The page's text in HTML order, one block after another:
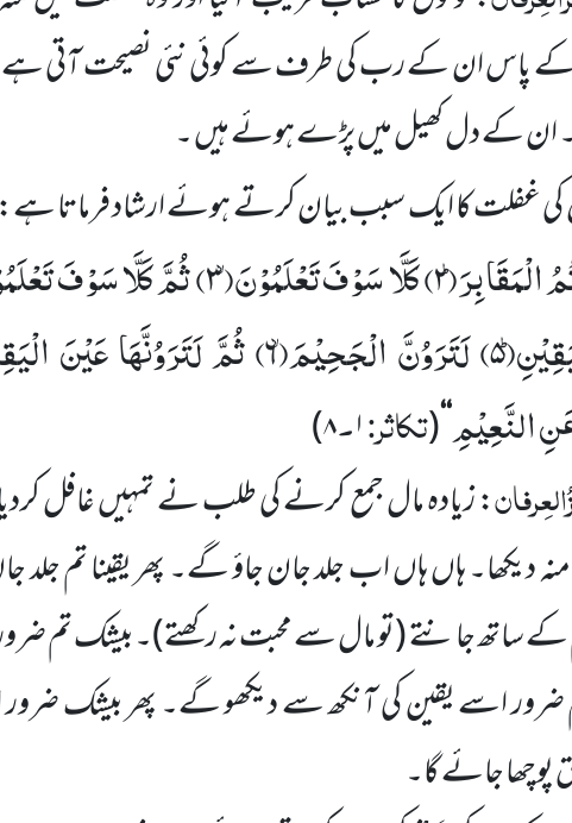
پاس انکے رب کی طرف سے کوئی نئی نصیحت آتی ہے
ان کے دل کھیل میںپڑے ہوئے ہیں ۔
کی غفلت کا ایک سبب بیان کرتے ہوئے ارشاد فرماتا ہے:
الْمَقَابِرَؕ(۲) كَلَّا سَوْفَ تَعْلَمُوْنَۙ(۳) ثُمَّ كَلَّا سَوْفَ
۵) لَتَرَوُنَّ الْجَحِیْمَۙ(۶) ثُمَّ لَتَرَوُنَّهَا عَیْنَ
النَّعِیْمِ‘‘
(تکاثر:۱۔۸)
: زیادہ مال جمع کرنے کی طلب نےتمہیںغافل
دیکھا۔ ہاںہاںاب جلد جان جاؤ گے۔ پھر یقینا تم جلد
کے ساتھ جانتے(تو مال سے محبت نہ رکھتے)۔بیشک تم
اسے یقین کی آنکھ سے دیکھو گے۔ پھر بیشک
جائے گا۔